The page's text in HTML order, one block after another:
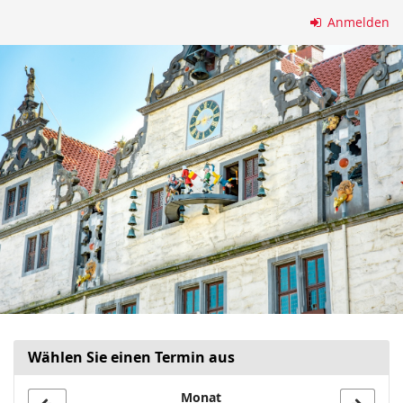
springen
Anmelden
Wählen Sie einen Termin aus
Monat